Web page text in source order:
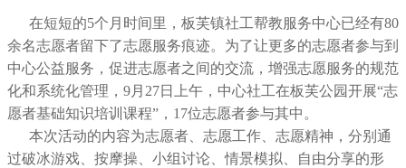
在短短的5个月时间里，板芙镇社工帮教服务中心已经有80
余名志愿者留下了志愿服务痕迹。为了让更多的志愿者参与到
中心公益服务，促进志愿者之间的交流，增强志愿服务的规范
化和系统化管理， 9月 27日上午，中心社工在板芙公园开展“志
愿者基础知识培训课程”， 17位志愿者参与其中。
本次活动的内容为志愿者、志愿工作、志愿精神，分别通
过破冰游戏、按摩操、小组讨论、情景模拟、自由分享的形